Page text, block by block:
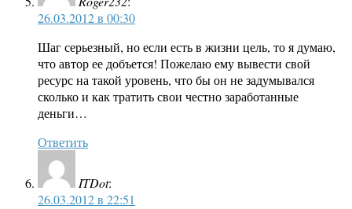
26.03.2012 в 00:30
Шаг серьезный, но если есть в жизни цель, то я думаю,
что автор ее добъется! Пожелаю ему вывести свой
ресурс на такой уровень, что бы он не задумывался
сколько и как тратить свои честно заработанные
деньги…
Ответить
ITDot:
26.03.2012 в 22:51